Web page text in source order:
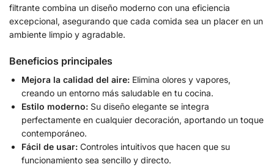
filtrante combina un diseño moderno con una eficiencia
excepcional, asegurando que cada comida sea un placer en un
ambiente limpio y agradable.
Beneficios principales
Mejora la calidad del aire: Elimina olores y vapores,
creando un entorno más saludable en tu cocina.
Estilo moderno: Su diseño elegante se integra
perfectamente en cualquier decoración, aportando un toque
contemporáneo.
Fácil de usar: Controles intuitivos que hacen que su
funcionamiento sea sencillo y directo.